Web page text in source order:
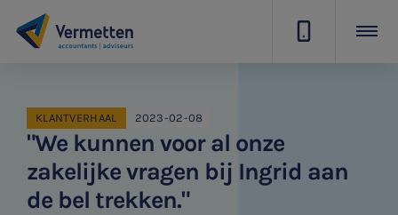
KLANTVERHAAL 2023-02-08
"We kunnen voor al onze
zakelijke vragen bij Ingrid aan
de bel trekken."